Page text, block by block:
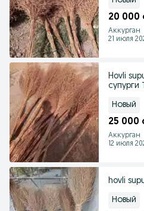
20 000
Аккурган
21 июля
Hovli
супурги
Новый
25 000
Аккурган
12 июля
hovli
Новый